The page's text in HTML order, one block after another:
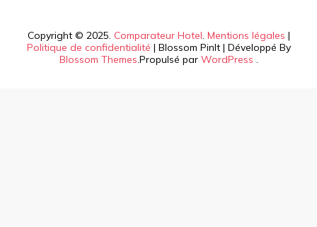
Copyright © 2025. Comparateur Hotel. Mentions légales |
Politique de confidentialité | Blossom PinIt | Développé By
Blossom Themes.Propulsé par WordPress .